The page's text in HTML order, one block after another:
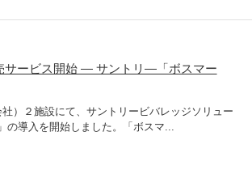
サービス開始 ― サントリ―「ボスマー
）２施設にて、サントリービバレッジソリュー
導入を開始しました。「ボスマ...